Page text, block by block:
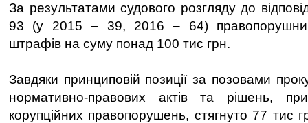
За результатами судового розгляду до
93 (у 2015 – 39, 2016 – 64)
штрафів на суму понад 100 тис грн.
Завдяки принциповій позиції за позовами
нормативно-правових актів та рішень,
корупційних правопорушень, стягнуто 77 тис